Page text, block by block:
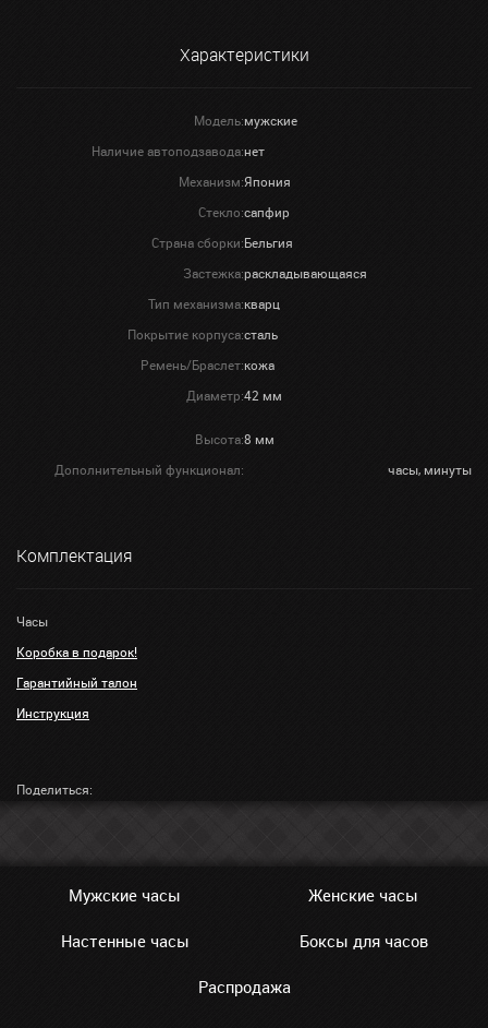
Характеристики
Модель:мужские
Наличие автоподзавода:нет
Механизм:Япония
Стекло:сапфир
Страна сборки:Бельгия
Застежка:раскладывающаяся
Тип механизма:кварц
Покрытие корпуса:сталь
Ремень/Браслет:кожа
Диаметр:42 мм
Высота:8 мм
Дополнительный функционал:
часы, минуты
Комплектация
Часы
Коробка в подарок!
Гарантийный талон
Инструкция
Поделиться:
Мужские часы Женские часы
Настенные часы Боксы для часов
Распродажа